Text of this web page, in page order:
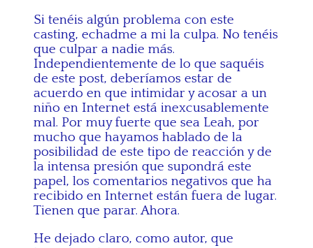
Si tenéis algún problema con este
casting, echadme a mi la culpa. No tenéis
que culpar a nadie más.
Independientemente de lo que saquéis
de este post, deberíamos estar de
acuerdo en que intimidar y acosar a un
niño en Internet está inexcusablemente
mal. Por muy fuerte que sea Leah, por
mucho que hayamos hablado de la
posibilidad de este tipo de reacción y de
la intensa presión que supondrá este
papel, los comentarios negativos que ha
recibido en Internet están fuera de lugar.
Tienen que parar. Ahora.
He dejado claro, como autor, que